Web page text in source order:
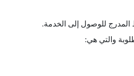
المدرج للوصول إلى الخدمة.
والتي هي: